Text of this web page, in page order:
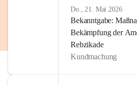
Do., 21. Mai 2026
Bekanntgabe:
Bekämpfung der
Rebzikade
Kundmachung